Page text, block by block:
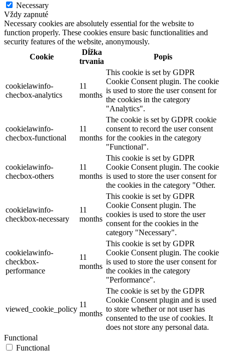
Necessary
Vždy zapnuté
Necessary cookies are absolutely essential for the website to
function properly. These cookies ensure basic functionalities and
security features of the website, anonymously.
Cookie
Dĺžka
trvania
Popis
cookielawinfo-
checbox-analytics
11
months
This cookie is set by GDPR
Cookie Consent plugin. The cookie
is used to store the user consent for
the cookies in the category
"Analytics".
cookielawinfo-
checbox-functional
11
months
The cookie is set by GDPR cookie
consent to record the user consent
for the cookies in the category
"Functional".
cookielawinfo-
checbox-others
11
months
This cookie is set by GDPR
Cookie Consent plugin. The cookie
is used to store the user consent for
the cookies in the category "Other.
cookielawinfo-
checkbox-necessary
11
months
This cookie is set by GDPR
Cookie Consent plugin. The
cookies is used to store the user
consent for the cookies in the
category "Necessary".
cookielawinfo-
checkbox-
performance
11
months
This cookie is set by GDPR
Cookie Consent plugin. The cookie
is used to store the user consent for
the cookies in the category
"Performance".
viewed_cookie_policy
11
months
The cookie is set by the GDPR
Cookie Consent plugin and is used
to store whether or not user has
consented to the use of cookies. It
does not store any personal data.
Functional
Functional